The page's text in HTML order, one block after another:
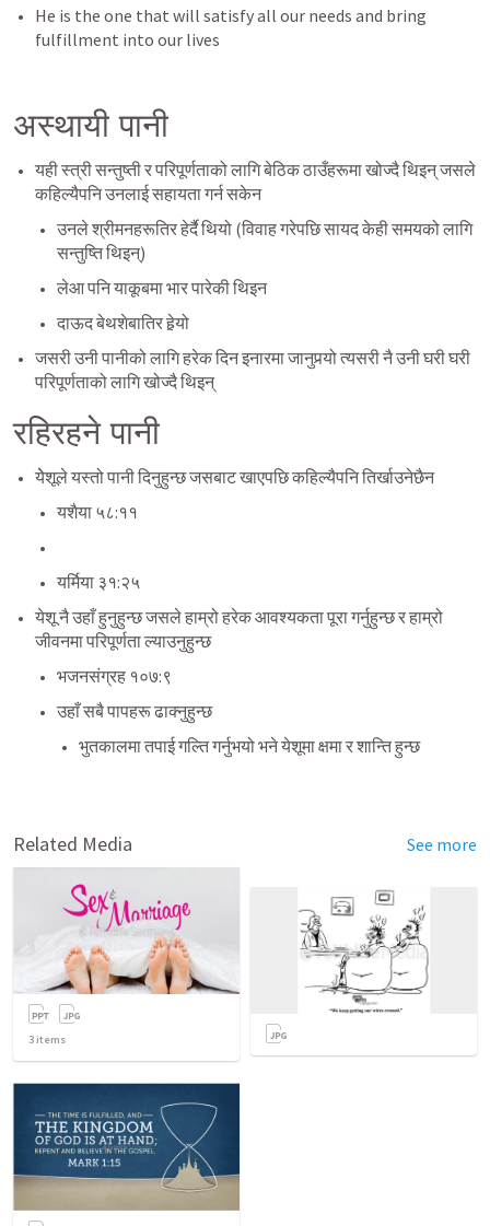
He is the one that will satisfy all our needs and bring
fulfillment into our lives
अस्थायी पानी
यही स्त्री सन्तुष्ती र परिपूर्णताको लागि बेठिक ठाउँहरूमा खोज्दै थिइन् जसले
कहिल्यैपनि उनलाई सहायता गर्न सकेन
उनले श्रीमनहरूतिर हेर्दै थियो (विवाह गरेपछि सायद केही समयको लागि
सन्तुष्ति थिइन्)
लेआ पनि याकूबमा भार पारेकी थिइन
दाऊद बेथशेबातिर हेर्‍यो
जसरी उनी पानीको लागि हरेक दिन इनारमा जानुपर्‍यो त्यसरी नै उनी घरी घरी
परिपूर्णताको लागि खोज्दै थिइन्
रहिरहने पानी
येेशूले यस्तो पानी दिनुहुन्छ जसबाट खाएपछि कहिल्यैपनि तिर्खाउनेछैन
यशैया ५८:११
यर्मिया ३१:२५
येशू नै उहाँ हुनुहुन्छ जसले हाम्रो हरेक आवश्यकता पूरा गर्नुहुन्छ र हाम्रो
जीवनमा परिपूर्णता ल्याउनुहुन्छ
भजनसंग्रह १०७:९
उहाँ सबै पापहरू ढाक्नुहुन्छ
भुतकालमा तपाई गल्ति गर्नुभयो भने येशूमा क्षमा र शान्ति हुन्छ
Related Media See more
3 items